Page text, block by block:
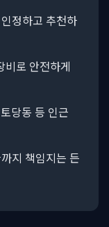
정하고 추천하
비로 안전하게
당동 등 인근
지 책임지는 든